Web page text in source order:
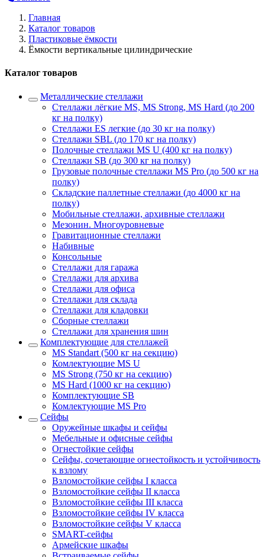
Главная
Каталог товаров
Пластиковые ёмкости
Ёмкости вертикальные цилиндрические
Каталог товаров
Металлические стеллажи
Стеллажи лёгкие MS, MS Strong, MS Hard (до 200
кг на полку)
Стеллажи ES легкие (до 30 кг на полку)
Стеллажи SBL (до 170 кг на полку)
Полочные стеллажи MS U (400 кг на полку)
Стеллажи SB (до 300 кг на полку)
Грузовые полочные стеллажи MS Pro (до 500 кг на
полку)
Складские паллетные стеллажи (до 4000 кг на
полку)
Мобильные стеллажи, архивные стеллажи
Мезонин. Многоуровневые
Гравитационные стеллажи
Набивные
Консольные
Стеллажи для гаража
Стеллажи для архива
Стеллажи для офиса
Стеллажи для склада
Стеллажи для кладовки
Сборные стеллажи
Стеллажи для хранения шин
Комплектующие для стеллажей
MS Standart (500 кг на секцию)
Комлектующие MS U
MS Strong (750 кг на секцию)
MS Hard (1000 кг на секцию)
Комплектующие SB
Комлектующие MS Pro
Сейфы
Оружейные шкафы и сейфы
Мебельные и офисные сейфы
Огнестойкие сейфы
Сейфы, сочетающие огнестойкость и устойчивость
к взлому
Взломостойкие сейфы I класса
Взломостойкие сейфы II класса
Взломостойкие сейфы III класса
Взломостойкие сейфы IV класса
Взломостойкие сейфы V класса
SMART-сейфы
Армейские шкафы